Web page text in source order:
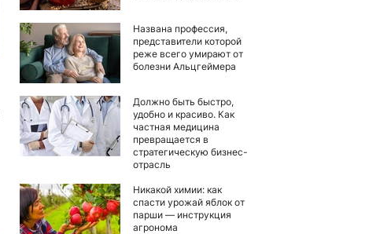
Названа профессия,
представители которой
реже всего умирают от
болезни Альцгеймера
Должно быть быстро,
удобно и красиво. Как
частная медицина
превращается в
стратегическую бизнес-
отрасль
Никакой химии: как
спасти урожай яблок от
парши — инструкция
агронома